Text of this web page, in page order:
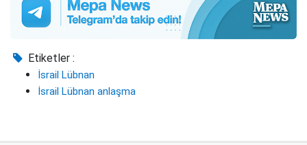
Etiketler :
İsrail Lübnan
İsrail Lübnan anlaşma